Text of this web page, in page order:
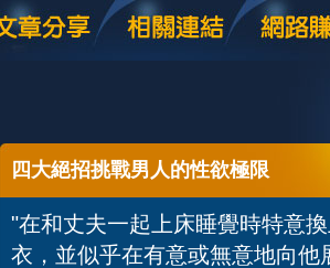
四大絕招挑戰男人的性欲極限
"在和丈夫一起上床睡覺時特意
衣，並似乎在有意或無意地向